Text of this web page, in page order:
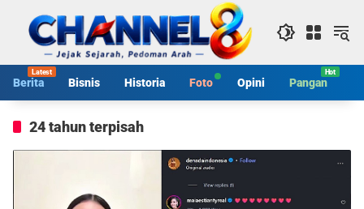
konten
Berita Bisnis Historia Foto Opini Pangan
24 tahun terpisah